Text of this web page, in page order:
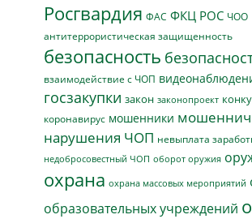
Росгвардия ФАС ФКЦ РОС ЧОО
антитеррористическая защищенность
безопасность
взаимодействие с ЧОП
госзакупки закон законопроект
коронавирус мошенники
нарушения ЧОП невыплата
недобросовестный ЧОП оборот оружия
охрана охрана массовых мероприятий
образовательных учреждений